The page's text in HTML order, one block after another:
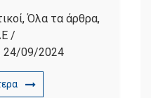
,Όλα τα άρθρα,
/
24/09/2024